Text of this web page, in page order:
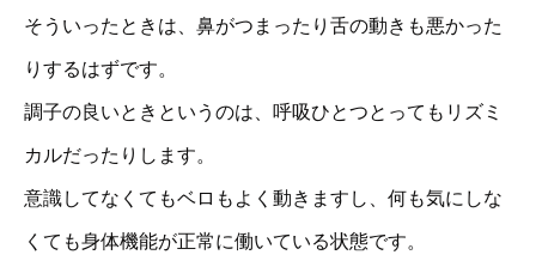
そういったときは、鼻がつまったり舌の動きも悪かった
りするはずです。
調子の良いときというのは、呼吸ひとつとってもリズミ
カルだったりします。
意識してなくてもベロもよく動きますし、何も気にしな
くても身体機能が正常に働いている状態です。